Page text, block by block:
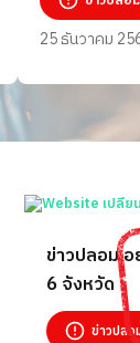
25 ธันวาคม
ข่าวปลอม
6 จังหวัด
ข่าวปลอ